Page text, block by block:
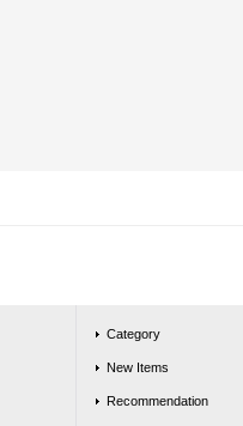
Category
New Items
Recommendation